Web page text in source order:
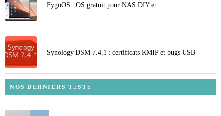
FygoOS : OS gratuit pour NAS DIY et…
Synology DSM 7.4.1 : certificats KMIP et bugs USB
NOS DERNIERS TESTS